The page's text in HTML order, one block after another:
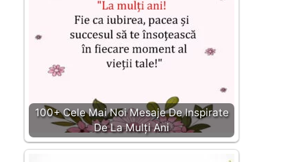
100+ Cele Mai Noi Mesaje De Inspirate
De La Mulți Ani